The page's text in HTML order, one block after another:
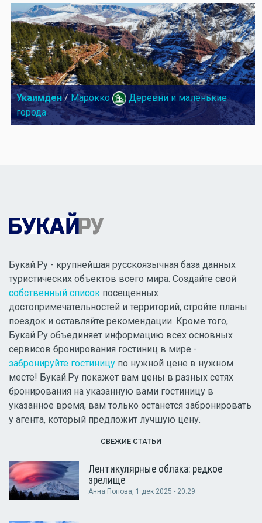
Укаимден/ Марокко
Деревни и маленькие
города
Букай.Ру - крупнейшая русскоязычная база данных
туристических объектов всего мира. Создайте свой
собственный список посещенных
достопримечательностей и территорий, стройте планы
поездок и оставляйте рекомендации. Кроме того,
Букай.Ру объединяет информацию всех основных
сервисов бронирования гостиниц в мире -
забронируйте гостиницу по нужной цене в нужном
месте! Букай.Ру покажет вам цены в разных сетях
бронирования на указанную вами гостиницу в
указанное время, вам только останется забронировать
у агента, который предложит лучшую цену.
СВЕЖИЕ СТАТЬИ
Лентикулярные облака: редкое
зрелище
Анна Попова , 1 дек 2025 - 20:29